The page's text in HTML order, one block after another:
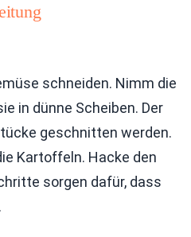
schneiden. Nimm die
in dünne Scheiben. Der
geschnitten werden.
Kartoffeln. Hacke den
sorgen dafür, dass